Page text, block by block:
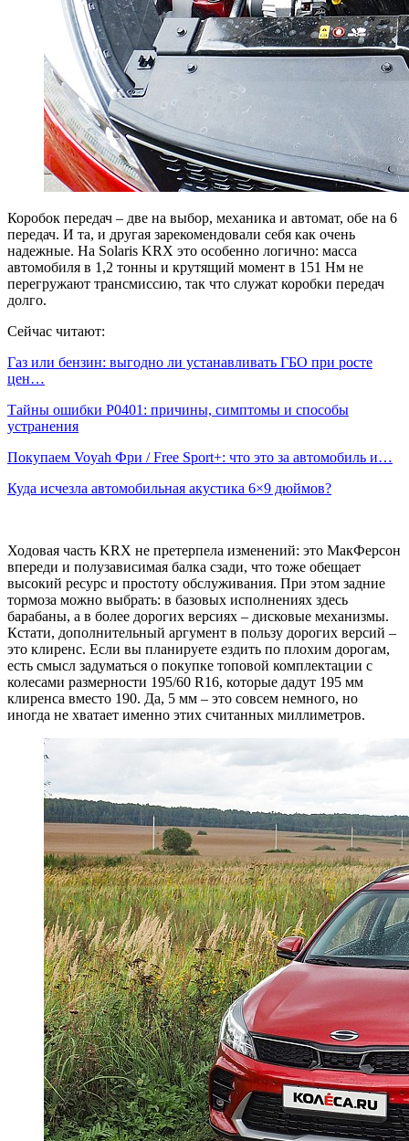
Коробок передач – две на выбор, механика и автомат, обе на 6
передач. И та, и другая зарекомендовали себя как очень
надежные. На Solaris KRX это особенно логично: масса
автомобиля в 1,2 тонны и крутящий момент в 151 Нм не
перегружают трансмиссию, так что служат коробки передач
долго.
Сейчас читают:
Газ или бензин: выгодно ли устанавливать ГБО при росте
цен…
Тайны ошибки P0401: причины, симптомы и способы
устранения
Покупаем Voyah Фри / Free Sport+: что это за автомобиль и…
Куда исчезла автомобильная акустика 6×9 дюймов?
Ходовая часть KRX не претерпела изменений: это МакФерсон
впереди и полузависимая балка сзади, что тоже обещает
высокий ресурс и простоту обслуживания. При этом задние
тормоза можно выбрать: в базовых исполнениях здесь
барабаны, а в более дорогих версиях – дисковые механизмы.
Кстати, дополнительный аргумент в пользу дорогих версий –
это клиренс. Если вы планируете ездить по плохим дорогам,
есть смысл задуматься о покупке топовой комплектации с
колесами размерности 195/60 R16, которые дадут 195 мм
клиренса вместо 190. Да, 5 мм – это совсем немного, но
иногда не хватает именно этих считанных миллиметров.